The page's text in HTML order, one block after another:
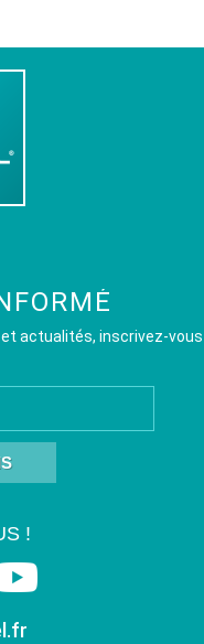
actualités, inscrivez-vous
!